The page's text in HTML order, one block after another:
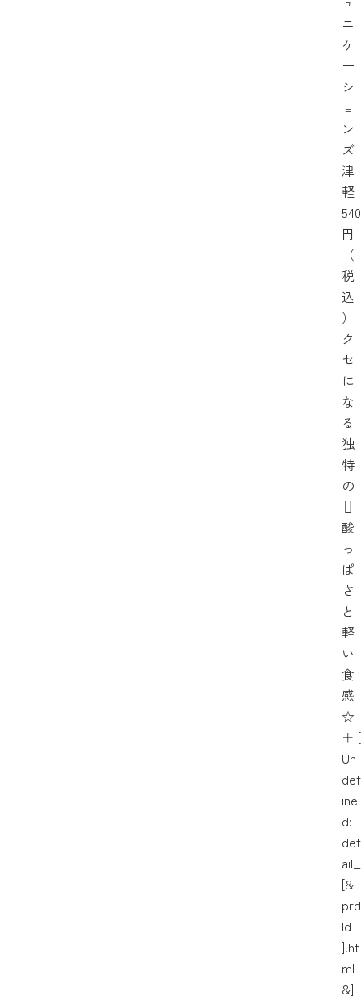
ニ
ケ
ー
シ
ョ
ン
ズ
津
軽
540
円
（
税
込
）
ク
セ
に
な
る
独
特
の
甘
酸
っ
ぱ
さ
と
軽
い
食
感
☆
＋ [
Un
def
ine
d:
det
ail_
[&
prd
Id
].ht
ml
&]